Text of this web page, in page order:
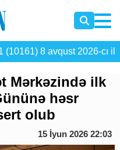
8 avqust 2026-cı il
Mərkəzində ilk
həsr
olub
15 İyun 2026 22:03